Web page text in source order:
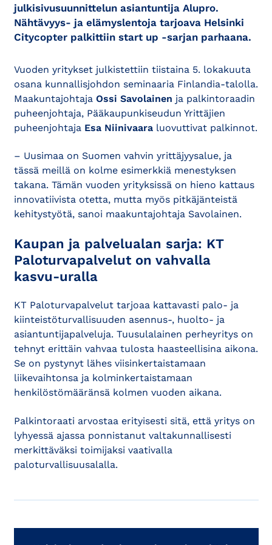
julkisivusuunnittelun asiantuntija Alupro.
Nähtävyys- ja elämyslentoja tarjoava Helsinki
Citycopter palkittiin start up -sarjan parhaana.
Vuoden yritykset julkistettiin tiistaina 5. lokakuuta
osana kunnallisjohdon seminaaria Finlandia-talolla.
Maakuntajohtaja Ossi Savolainen ja palkintoraadin
puheenjohtaja, Pääkaupunkiseudun Yrittäjien
puheenjohtaja Esa Niinivaaraluovuttivat palkinnot.
– Uusimaa on Suomen vahvin yrittäjyysalue, ja
tässä meillä on kolme esimerkkiä menestyksen
takana. Tämän vuoden yrityksissä on hieno kattaus
innovatiivista otetta, mutta myös pitkäjänteistä
kehitystyötä, sanoi maakuntajohtaja Savolainen.
Kaupan ja palvelualan sarja: KT
Paloturvapalvelut on vahvalla
kasvu-uralla
KT Paloturvapalvelut tarjoaa kattavasti palo- ja
kiinteistöturvallisuuden asennus-, huolto- ja
asiantuntijapalveluja. Tuusulalainen perheyritys on
tehnyt erittäin vahvaa tulosta haasteellisina aikona.
Se on pystynyt lähes viisinkertaistamaan
liikevaihtonsa ja kolminkertaistamaan
henkilöstömääränsä kolmen vuoden aikana.
Palkintoraati arvostaa erityisesti sitä, että yritys on
lyhyessä ajassa ponnistanut valtakunnallisesti
merkittäväksi toimijaksi vaativalla
paloturvallisuusalalla.